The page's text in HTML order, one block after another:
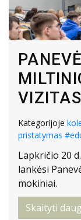
VIZITAS
Kategorijoje
pristatymas
Lapkričio 20
lankėsi
mokiniai.
Skaityti